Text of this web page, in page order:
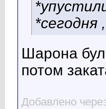
*сегодня
Шарона
потом
Добавлено